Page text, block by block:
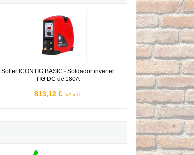
Solter ICONTIG BASIC - Soldador inverter
TIG DC de 180A
813,12 € IVA incl.
ICONTIG BASIC - Soldador inverter TIG DC de 180A